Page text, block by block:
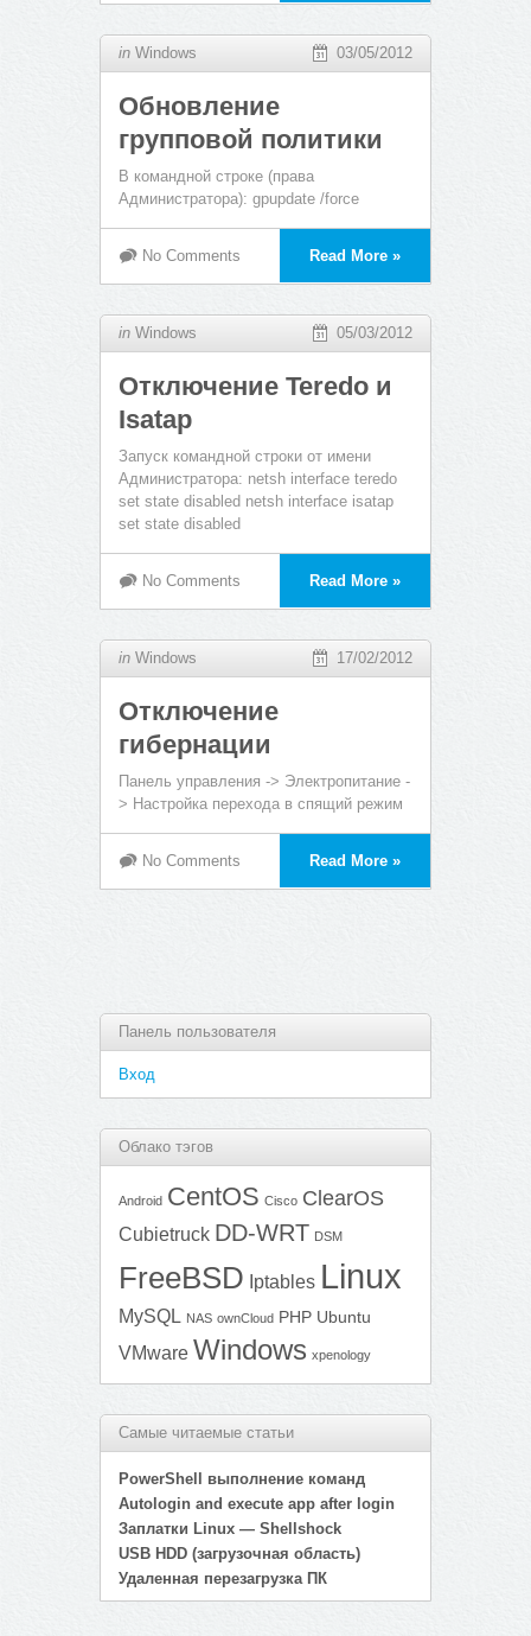
in Windows 03/05/2012
Обновление
групповой политики
В командной строке (права
Администратора): gpupdate /force
No Comments Read More »
in Windows 05/03/2012
Отключение Teredo и
Isatap
Запуск командной строки от имени
Администратора: netsh interface teredo
set state disabled netsh interface isatap
set state disabled
No Comments Read More »
in Windows 17/02/2012
Отключение
гибернации
Панель управления -> Электропитание -
> Настройка перехода в спящий режим
No Comments Read More »
Панель пользователя
Вход
Облако тэгов
Android CentOS Cisco ClearOS
Cubietruck DD-WRT DSM
FreeBSD Iptables Linux
MySQL NAS ownCloud PHP Ubuntu
VMware Windows xpenology
Самые читаемые статьи
PowerShell выполнение команд
Autologin and execute app after login
Заплатки Linux — Shellshock
USB HDD (загрузочная область)
Удаленная перезагрузка ПК